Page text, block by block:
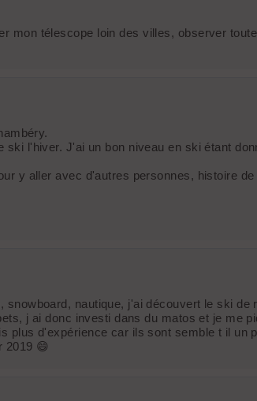
mon télescope loin des villes, observer
l'hiver. J'ai un bon niveau en ski étant
y aller avec d'autres personnes, histoire
nautique, j'ai découvert le ski
j ai donc investi dans du matos et je me
plus d'expérience car ils sont semble t il un
2019 😄